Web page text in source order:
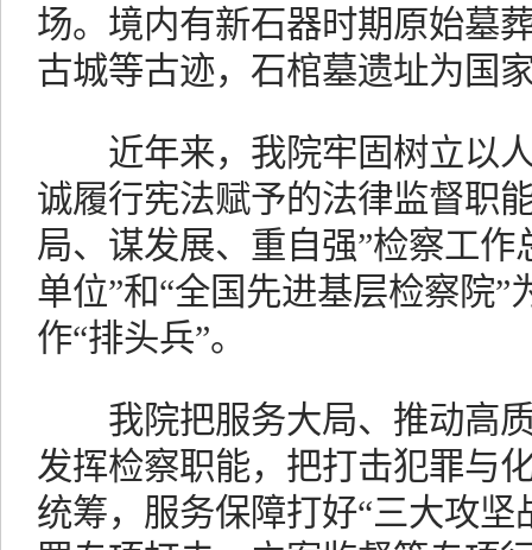
场。境内有新石器时期原始墓
古城等古迹，石棺墓遗址为国
近年来，我院牢固树立以人
诚履行宪法赋予的法律监督职
局、谋发展、重自强”检察工
单位”和“全国先进基层检察院
作“排头兵”。
我院把服务大局、推动高质
发挥检察职能，把打击犯罪与
统筹，服务保障打好“三大攻